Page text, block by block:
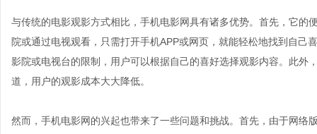
与传统的电影观影方式相比，手机电影网具有诸多优势。首先，它的
院或通过电视观看，只需打开手机APP或网页，就能轻松地找到自
影院或电视台的限制，用户可以根据自己的喜好选择观影内容。此外
道，用户的观影成本大大降低。
然而，手机电影网的兴起也带来了一些问题和挑战。首先，由于网络